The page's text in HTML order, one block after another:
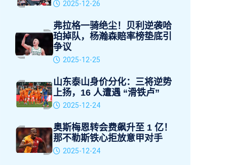
2025-12-26
弗拉格一骑绝尘！贝利逆袭哈
珀掉队，杨瀚森赔率榜垫底引
争议
2025-12-25
山东泰山身价分化：三将逆势
上扬，16 人遭遇 “滑铁卢”
2025-12-24
奥斯梅恩转会费飙升至 1 亿！
那不勒斯铁心拒放意甲对手
2025-12-24